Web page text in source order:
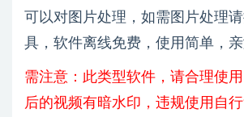
可以对图片处理，如需图片处理
具，软件离线免费，使用简单，亲
需注意：此类型软件，请合理使
后的视频有暗水印，违规使用自行